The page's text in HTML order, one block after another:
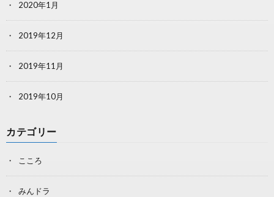
2020年1月
2019年12月
2019年11月
2019年10月
カテゴリー
こころ
みんドラ